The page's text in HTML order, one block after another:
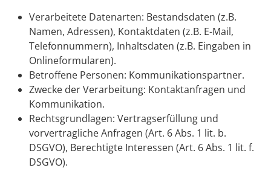
Verarbeitete Datenarten: Bestandsdaten (z.B.
Namen, Adressen), Kontaktdaten (z.B. E-Mail,
Telefonnummern), Inhaltsdaten (z.B. Eingaben in
Onlineformularen).
Betroffene Personen: Kommunikationspartner.
Zwecke der Verarbeitung: Kontaktanfragen und
Kommunikation.
Rechtsgrundlagen: Vertragserfüllung und
vorvertragliche Anfragen (Art. 6 Abs. 1 lit. b.
DSGVO), Berechtigte Interessen (Art. 6 Abs. 1 lit. f.
DSGVO).